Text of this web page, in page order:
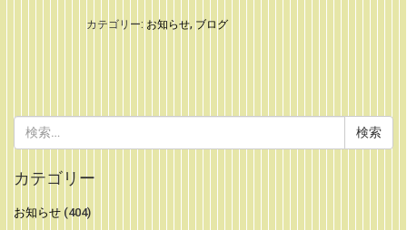
カテゴリー: お知らせ, ブログ
索:
カテゴリー
お知らせ (404)